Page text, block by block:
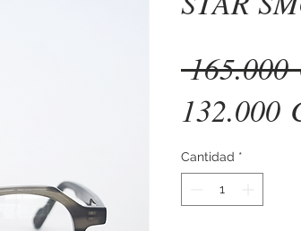
165.000
132.000
Cantidad *